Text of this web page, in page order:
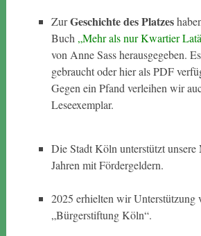
ZurGeschichte des Platzes
Buch „Mehr als nur Kwartier
von Anne Sass herausgegeben.
gebraucht oder hier als PDF
Gegen ein Pfand verleihen wir
Leseexemplar.
Die Stadt Köln unterstützt unsere
Jahren mit Fördergeldern.
2025 erhielten wir Unterstützung
„Bürgerstiftung Köln“.